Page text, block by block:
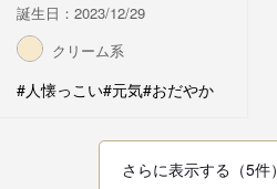
誕生日：2023/12/29
クリーム系
#人懐っこい#元気#おだやか
さらに表示する（5件）